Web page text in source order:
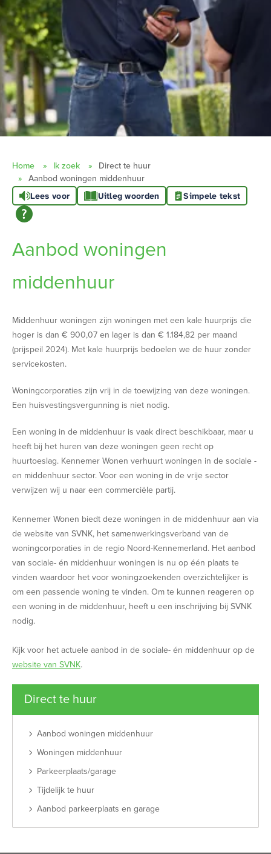
Home Ik zoek
Direct te huur
Aanbod woningen middenhuur
Lees voor Uitleg woorden Simpele tekst
Aanbod woningen
middenhuur
Middenhuur woningen zijn woningen met een kale huurprijs die
hoger is dan € 900,07 en lager is dan € 1.184,82 per maand
(prijspeil 2024). Met kale huurprijs bedoelen we de huur zonder
servicekosten.
Woningcorporaties zijn vrij in de toewijzing van deze woningen.
Een huisvestingsvergunning is niet nodig.
Een woning in de middenhuur is vaak direct beschikbaar, maar u
heeft bij het huren van deze woningen geen recht op
huurtoeslag. Kennemer Wonen verhuurt woningen in de sociale -
en middenhuur sector. Voor een woning in de vrije sector
verwijzen wij u naar een commerciële partij.
Kennemer Wonen biedt deze woningen in de middenhuur aan via
de website van SVNK, het samenwerkingsverband van de
woningcorporaties in de regio Noord-Kennemerland. Het aanbod
van sociale- én middenhuur woningen is nu op één plaats te
vinden waardoor het voor woningzoekenden overzichtelijker is
om een passende woning te vinden. Om te kunnen reageren op
een woning in de middenhuur, heeft u een inschrijving bij SVNK
nodig.
Kijk voor het actuele aanbod in de sociale- én middenhuur op de
website van SVNK.
Direct te huur
Aanbod woningen middenhuur
Woningen middenhuur
Parkeerplaats/garage
Tijdelijk te huur
Aanbod parkeerplaats en garage